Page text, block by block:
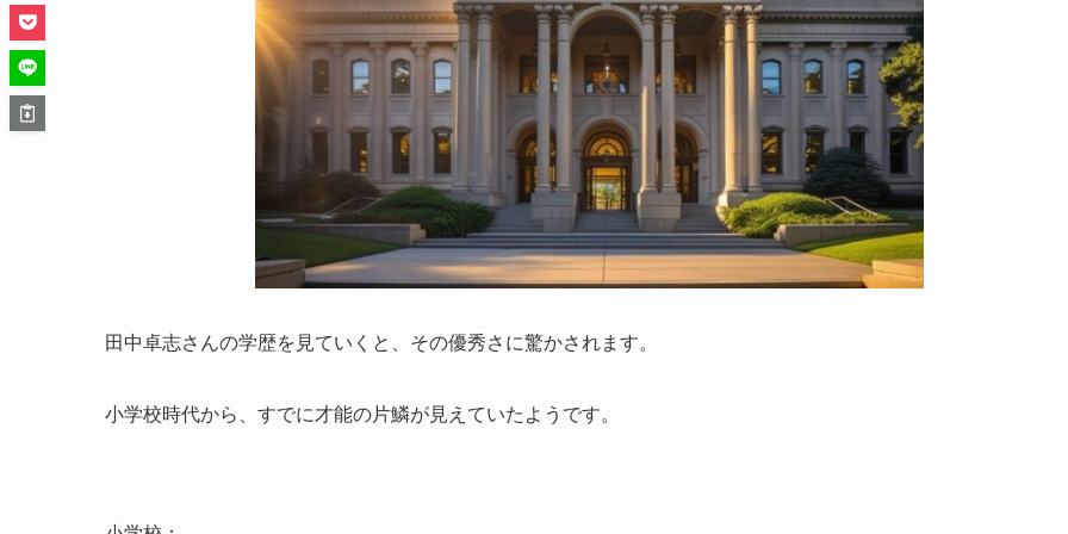
田中卓志さんの学歴を見ていくと、その優秀さに驚かされます。
小学校時代から、すでに才能の片鱗が見えていたようです。